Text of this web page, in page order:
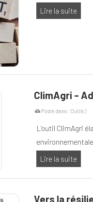
Lire la suite
ClimAgri –
Posté dans : Outils |
L’outil ClimAgri
Lire la suite
Vers la